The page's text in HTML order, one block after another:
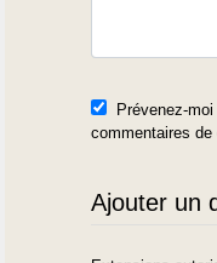
Prévenez-
commentaires
Ajouter un